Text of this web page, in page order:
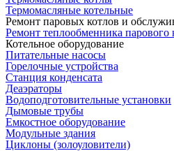
Термомасляные котельные
Ремонт паровых котлов и
Ремонт теплообменника парового
Котельное оборудование
Питательные насосы
Горелочные устройства
Станция конденсата
Деаэраторы
Водоподготовительные установки
Дымовые трубы
Емкостное оборудование
Mодульные здания
Циклоны (золоуловители)